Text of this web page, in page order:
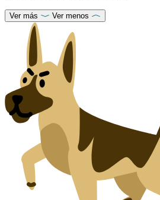
Ver más Ver menos